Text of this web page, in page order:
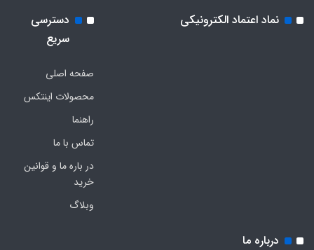
نماد اعتماد الکترونیکی
دسترسی
سریع
صفحه اصلی
محصولات اینتکس
راهنما
تماس با ما
در باره ما و قوانین
خرید
وبلاگ
درباره ما